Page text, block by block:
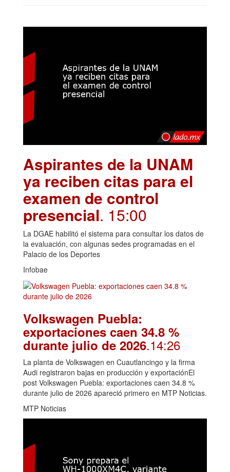
Aspirantes de la UNAM
ya reciben citas para el
examen de control
presencial. 15:00
La DGAE habilitó el sistema para consultar los datos de
la evaluación, con algunas sedes programadas en el
Palacio de los Deportes
Infobae
Volkswagen Puebla:
exportaciones caen 34.8 %
durante julio de 2026.14:26
La planta de Volkswagen en Cuautlancingo y la firma
Audi registraron bajas en producción y exportaciónEl
post Volkswagen Puebla: exportaciones caen 34.8 %
durante julio de 2026 apareció primero en MTP Noticias.
MTP Noticias